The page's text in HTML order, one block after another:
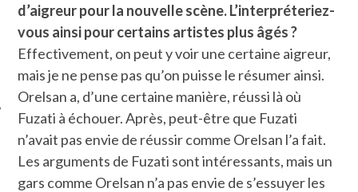
SOCIAUX
d’aigreur pour la nouvelle scène. L’interpréteriez-
vous ainsi pour certains artistes plus âgés ?
Effectivement, on peut y voir une certaine aigreur,
mais je ne pense pas qu’on puisse le résumer ainsi.
Orelsan a, d’une certaine manière, réussi là où
Fuzati à échouer. Après, peut-être que Fuzati
n’avait pas envie de réussir comme Orelsan l’a fait.
Les arguments de Fuzati sont intéressants, mais un
gars comme Orelsan n’a pas envie de s’essuyer les